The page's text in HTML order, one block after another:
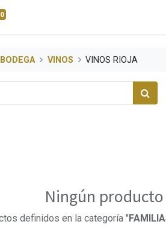
0
BODEGA VINOS VINOS RIOJA
Ningún
definidos en la categoría "